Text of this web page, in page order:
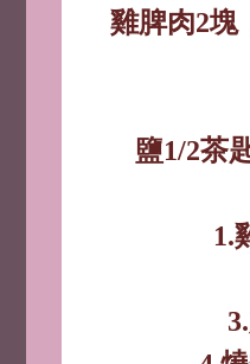
雞脾肉2塊
鹽1/2茶
1.
3.